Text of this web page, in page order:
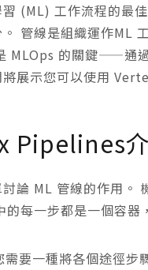
(ML) 工作流程的最
管線是組織運作ML
MLOps 的關鍵——通
展示您可以使用
Pipelines
論 ML 管線的作用。
的每一步都是一個容
需要一種將各個途徑步